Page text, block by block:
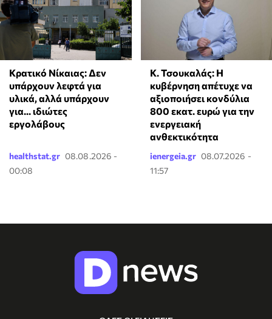
Κρατικό Νίκαιας: Δεν
υπάρχουν λεφτά για
υλικά, αλλά υπάρχουν
για... ιδιώτες
εργολάβους
healthstat.gr 08.08.2026 -
00:08
Κ. Τσουκαλάς: Η
κυβέρνηση απέτυχε να
αξιοποιήσει κονδύλια
800 εκατ. ευρώ για την
ενεργειακή
ανθεκτικότητα
ienergeia.gr 08.07.2026 -
11:57